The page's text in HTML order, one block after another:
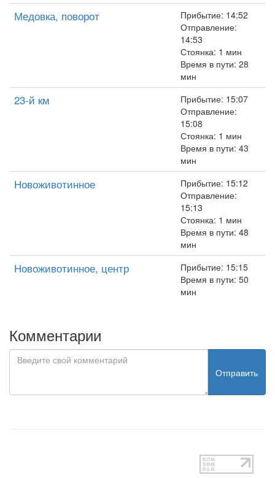
Медовка, поворот
Прибытие: 14:52
Отправление:
14:53
Стоянка: 1 мин
Время в пути: 28
мин
23-й км
Прибытие: 15:07
Отправление:
15:08
Стоянка: 1 мин
Время в пути: 43
мин
Новоживотинное
Прибытие: 15:12
Отправление:
15:13
Стоянка: 1 мин
Время в пути: 48
мин
Новоживотинное, центр
Прибытие: 15:15
Время в пути: 50
мин
Комментарии
Отправить